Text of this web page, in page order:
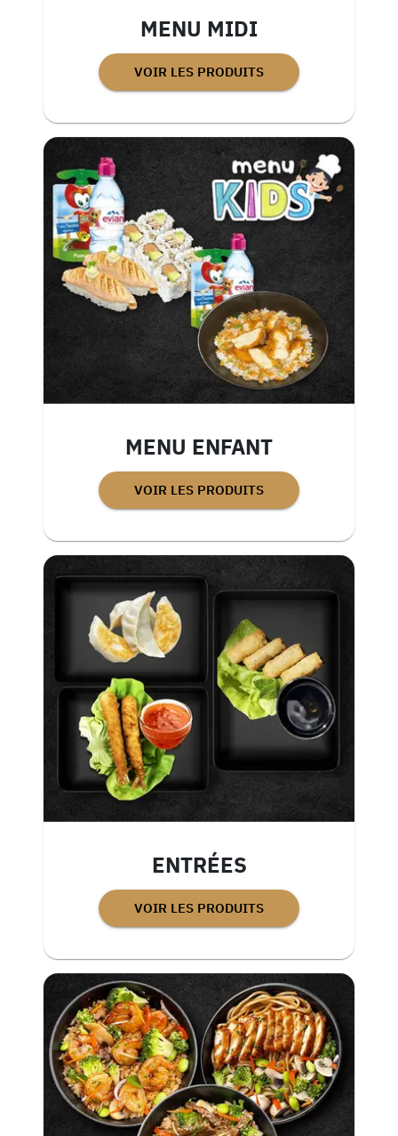
MENU MIDI
VOIR LES PRODUITS
MENU ENFANT
VOIR LES PRODUITS
ENTRÉES
VOIR LES PRODUITS